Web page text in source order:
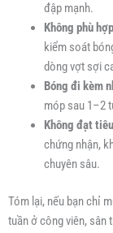
đập mạnh.
Không phù
kiểm soát
dòng vợt sợi
Bóng đi kèm
móp sau 1–2
Không đạt
chứng nhận,
chuyên sâu.
Tóm lại, nếu bạn chỉ
tuần ở công viên, sân